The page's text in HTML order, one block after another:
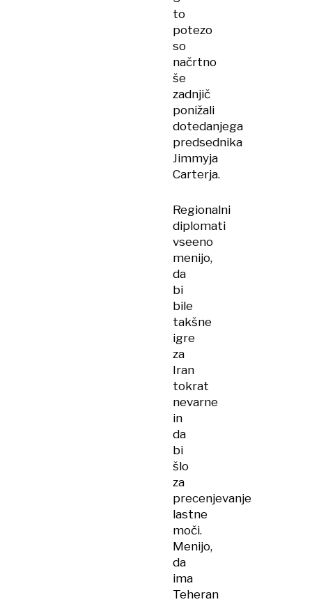
to
potezo
so
načrtno
še
zadnjič
ponižali
dotedanjega
predsednika
Jimmyja
Carterja.
Regionalni
diplomati
vseeno
menijo,
da
bi
bile
takšne
igre
za
Iran
tokrat
nevarne
in
da
bi
šlo
za
precenjevanje
lastne
moči.
Menijo,
da
ima
Teheran